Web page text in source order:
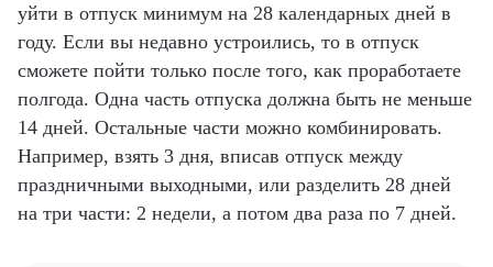
уйти в отпуск минимум на 28 календарных дней в
году. Если вы недавно устроились, то в отпуск
сможете пойти только после того, как проработаете
полгода. Одна часть отпуска должна быть не меньше
14 дней. Остальные части можно комбинировать.
Например, взять 3 дня, вписав отпуск между
праздничными выходными, или разделить 28 дней
на три части: 2 недели, а потом два раза по 7 дней.